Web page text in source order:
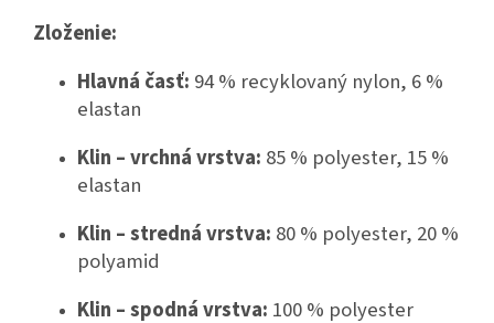
Zloženie:
Hlavná časť: 94 % recyklovaný nylon, 6 %
elastan
Klin – vrchná vrstva: 85 % polyester, 15 %
elastan
Klin – stredná vrstva: 80 % polyester, 20 %
polyamid
Klin – spodná vrstva: 100 % polyester